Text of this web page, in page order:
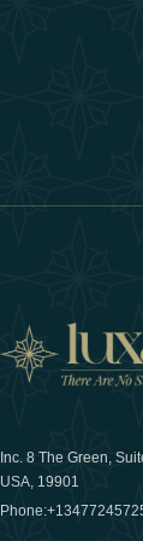
Inc. 8 The Green,
USA, 19901
Phone: